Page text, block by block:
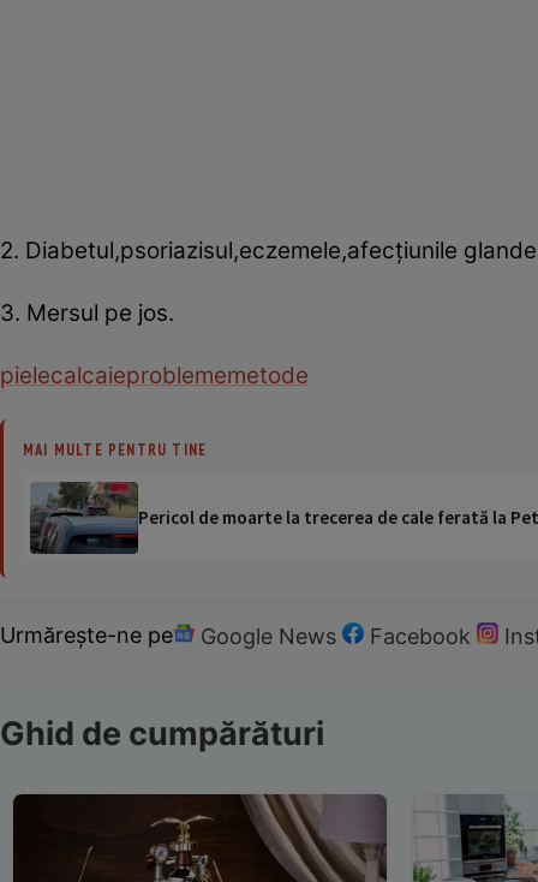
2. Diabetul,psoriazisul,eczemele,afecţiunile
3. Mersul pe jos.
pielecalcaieproblememetode
MAI MULTE PENTRU TINE
Pericol de moarte la trecerea de cale ferată la
Urmărește-ne pe Google News Facebook
Ghid de cumpărături